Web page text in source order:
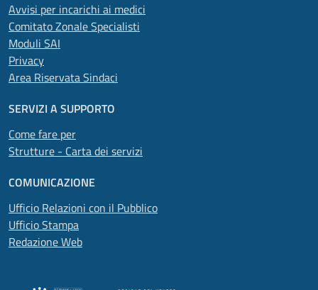
Avvisi per incarichi ai medici
Comitato Zonale Specialisti
Moduli SAI
Privacy
Area Riservata Sindaci
SERVIZI A SUPPORTO
Come fare per
Strutture - Carta dei servizi
COMUNICAZIONE
Ufficio Relazioni con il Pubblico
Ufficio Stampa
Redazione Web